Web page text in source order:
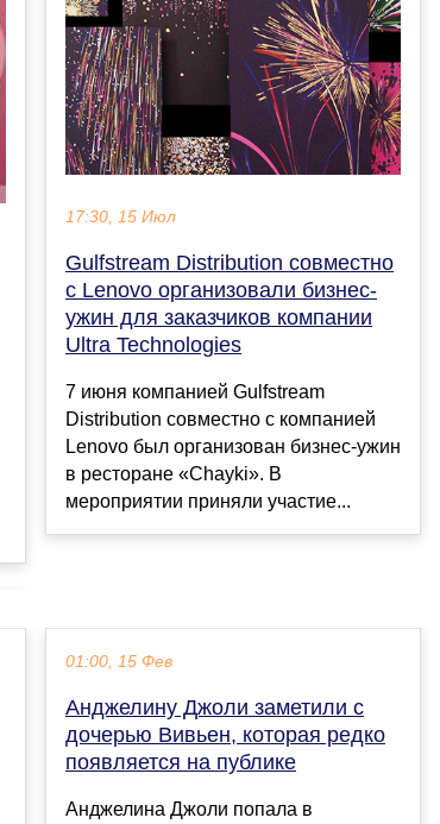
17:30, 15 Июл
Gulfstream Distribution совместно
с Lenovo организовали бизнес-
ужин для заказчиков компании
Ultra Technologies
7 июня компанией Gulfstream
Distribution совместно с компанией
Lenovo был организован бизнес-ужин
в ресторане «Chayki». В
мероприятии приняли участие...
01:00, 15 Фев
Анджелину Джоли заметили с
дочерью Вивьен, которая редко
появляется на публике
Анджелина Джоли попала в